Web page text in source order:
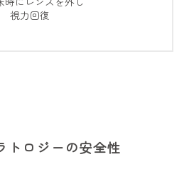
視力回復
トロジーの安全性